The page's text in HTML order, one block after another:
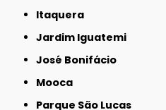
Itaquera
Jardim Iguatemi
José Bonifácio
Mooca
Parque São Lucas